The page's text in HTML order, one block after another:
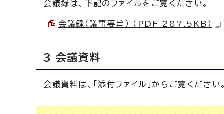
会議録は、下記のファイルをご覧ください。
会議録（議事要旨） （PDF 287.5KB）
3 会議資料
会議資料は、「添付ファイル」からご覧ください